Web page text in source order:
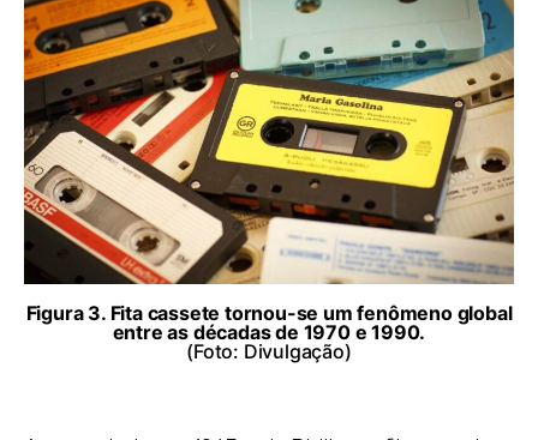
Figura 3. Fita cassete tornou-se um fenômeno global
entre as décadas de 1970 e 1990.
(Foto: Divulgação)